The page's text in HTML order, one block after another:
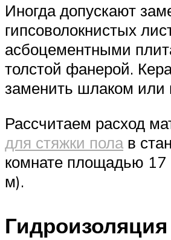
Иногда допускают
гипсоволокнистых
асбоцементными
толстой фанерой.
заменить шлаком или
Рассчитаем расход
для стяжки полав
комнате площадью
м).
Гидроизоляция